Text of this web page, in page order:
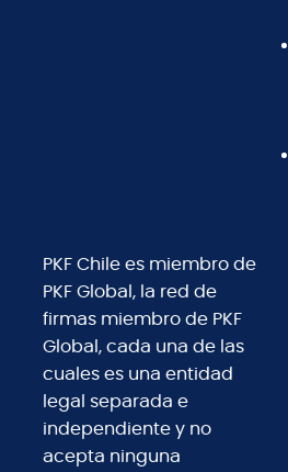
PKF Chile es miembro de
PKF Global, la red de
firmas miembro de PKF
Global, cada una de las
cuales es una entidad
legal separada e
independiente y no
acepta ninguna